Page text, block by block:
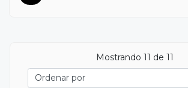
Mostrando 11 de 11